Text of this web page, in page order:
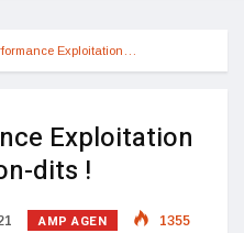
Exploitation…
Exploitation
dits !
AMP AGEN 1355